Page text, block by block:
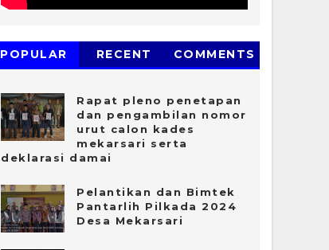
POPULAR RECENT COMMENTS
Rapat pleno penetapan
dan pengambilan nomor
urut calon kades
mekarsari serta
deklarasi damai
Pelantikan dan Bimtek
Pantarlih Pilkada 2024
Desa Mekarsari